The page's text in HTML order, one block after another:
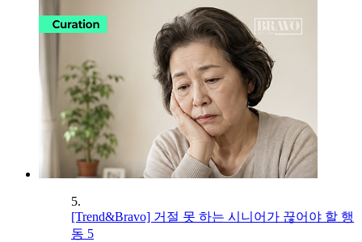
5.
[Trend&Bravo] 거절 못 하는 시니어가 끊어야 할 행
동 5